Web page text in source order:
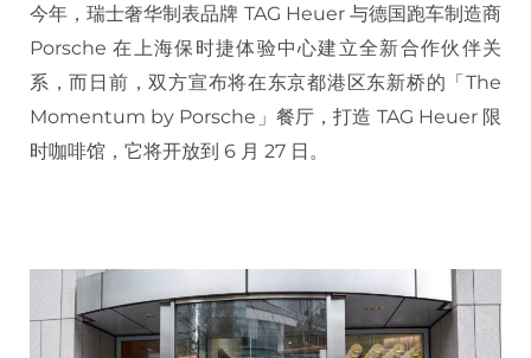
今年，瑞士奢华制表品牌 TAG Heuer 与德国跑车制造商
Porsche 在上海保时捷体验中心建立全新合作伙伴关
系，而日前，双方宣布将在东京都港区东新桥的「The
Momentum by Porsche」餐厅，打造 TAG Heuer 限
时咖啡馆，它将开放到 6 月 27 日。